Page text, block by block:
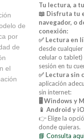
de
por
de
el
Tu lectura, a
📖 Disfruta tu
navegador, o
conexión:
✅ Lectura en
desde
celular o tablet)
sesión en tu
✅ Lectura sin
aplicación
sin internet:
🖥️ Windows y
📱 Android y
👉 Elige la
donde quieras.
📘 Consulta